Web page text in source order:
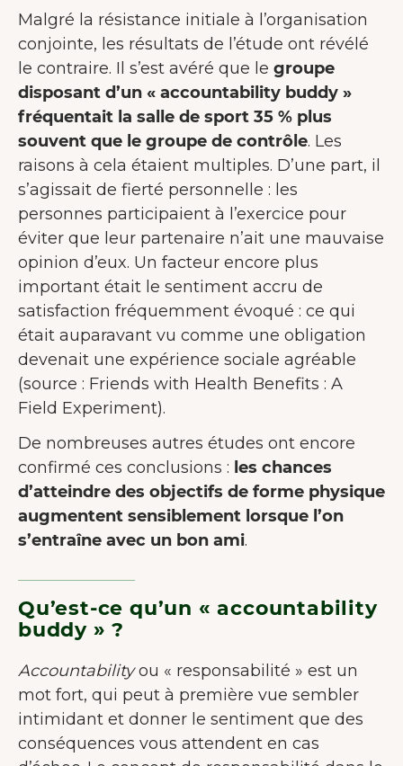
Malgré la résistance initiale à l’organisation
conjointe, les résultats de l’étude ont révélé
le contraire. Il s’est avéré que le groupe
disposant d’un « accountability buddy »
fréquentait la salle de sport 35 % plus
souvent que le groupe de contrôle. Les
raisons à cela étaient multiples. D’une part, il
s’agissait de fierté personnelle : les
personnes participaient à l’exercice pour
éviter que leur partenaire n’ait une mauvaise
opinion d’eux. Un facteur encore plus
important était le sentiment accru de
satisfaction fréquemment évoqué : ce qui
était auparavant vu comme une obligation
devenait une expérience sociale agréable
(source : Friends with Health Benefits : A
Field Experiment).
De nombreuses autres études ont encore
confirmé ces conclusions : les chances
d’atteindre des objectifs de forme physique
augmentent sensiblement lorsque l’on
s’entraîne avec un bon ami.
Qu’est-ce qu’un « accountability
buddy » ?
Accountabilityou « responsabilité » est un
mot fort, qui peut à première vue sembler
intimidant et donner le sentiment que des
conséquences vous attendent en cas